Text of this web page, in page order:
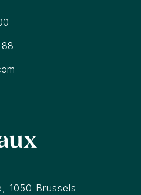
1050 Brussels